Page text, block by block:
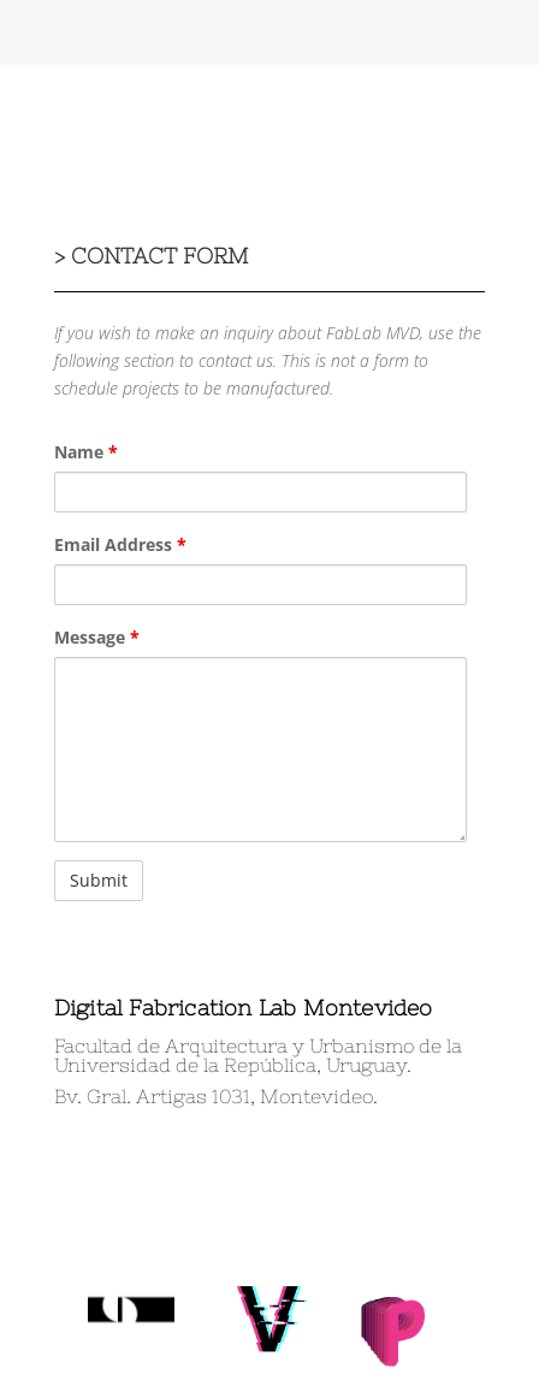
> CONTACT FORM
If you wish to make an inquiry about FabLab MVD, use the
following section to contact us. This is not a form to
schedule projects to be manufactured.
Name *
Email Address *
Message *
Digital Fabrication Lab Montevideo
Facultad de Arquitectura y Urbanismo de la
Universidad de la República, Uruguay.
Bv. Gral. Artigas 1031, Montevideo.